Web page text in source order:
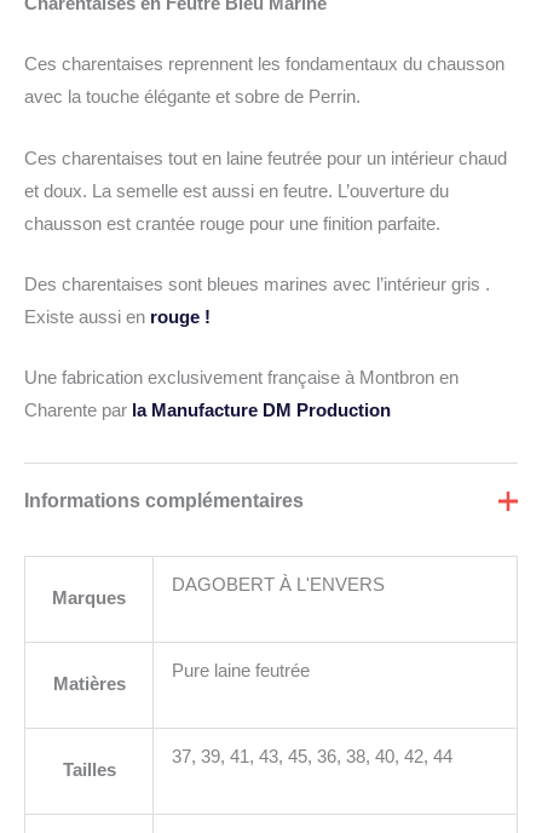
Ces charentaises reprennent les fondamentaux du chausson
avec la touche élégante et sobre de Perrin.
Ces charentaises tout en laine feutrée pour un intérieur chaud
et doux. La semelle est aussi en feutre. L’ouverture du
chausson est crantée rouge pour une finition parfaite.
Des charentaises sont bleues marines avec l’intérieur gris .
Existe aussi en rouge !
Une fabrication exclusivement française à Montbron en
Charente par la Manufacture DM Production
Informations complémentaires
Marques
DAGOBERT À L'ENVERS
Matières
Pure laine feutrée
Tailles
37, 39, 41, 43, 45, 36, 38, 40, 42, 44